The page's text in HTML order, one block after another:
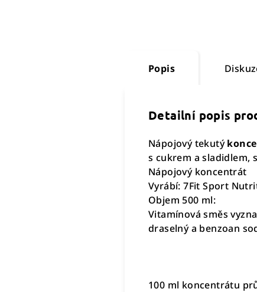
Popis
Detailní popis
Nápojový tekutý
s cukrem a sladidlem,
Nápojový koncentrát
Vyrábí: 7Fit Sport
Objem 500 ml:
Vitamínová směs
draselný a benzoan
100 ml koncentrátu